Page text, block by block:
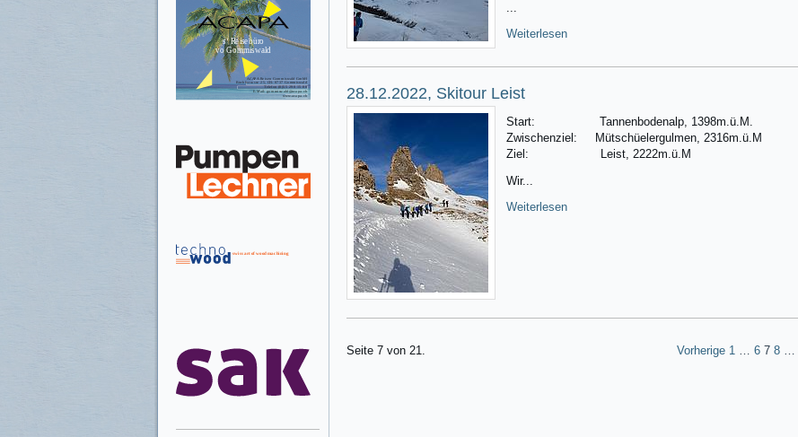
...
Weiterlesen
28.12.2022, Skitour Leist
Start: Tannenbodenalp, 1398m.ü.M.
Zwischenziel: Mütschüelergulmen, 2316m.ü.M
Ziel: Leist, 2222m.ü.M
Wir...
Weiterlesen
Seite 7 von 21. Vorherige 1 … 6 7 8 …